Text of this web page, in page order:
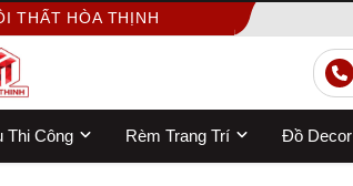
THẤT HÒA THỊNH
Thi Công Rèm Trang Trí Đồ Decor